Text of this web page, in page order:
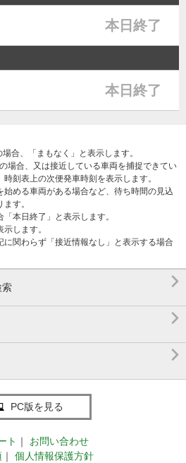
本日終了
本日終了
合、「まもなく」と表示します。
場合、又は接近している車両を捕捉できてい
刻表上の次便発車時刻を表示します。
始める車両がある場合など、待ち時間の見込
す。
本日終了」と表示します。
します。
に関わらず「接近情報なし」と表示する場合
索 


PC版を見る
ト ｜
お問い合わせ
｜ 個人情報保護方針